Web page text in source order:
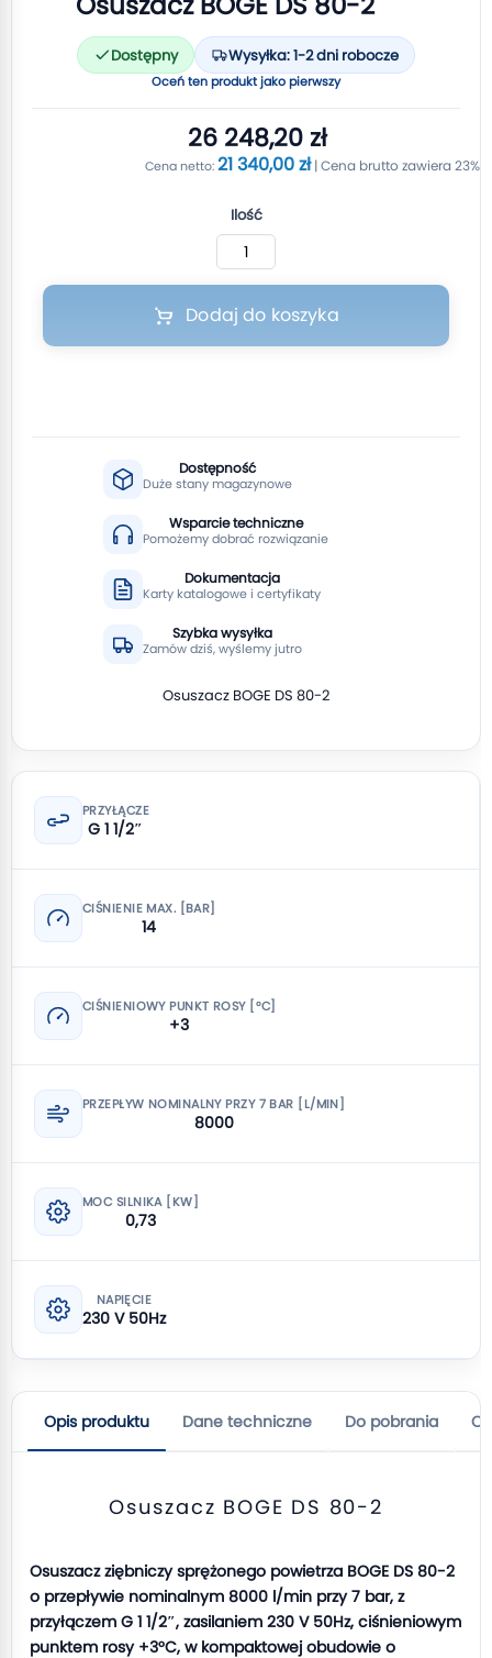
Dostępny Wysyłka: 1-2 dni robocze
Oceń ten produkt jako pierwszy
26 248,20 zł
21 340,00 zł
Ilość
Dodaj do koszyka
Dostępność
Duże stany magazynowe
Wsparcie techniczne
Pomożemy dobrać rozwiązanie
Dokumentacja
Karty katalogowe i certyfikaty
Szybka wysyłka
Zamów dziś, wyślemy jutro
Osuszacz BOGE DS 80-2
PRZYŁĄCZE
G 1 1/2″
CIŚNIENIE MAX. [BAR]
14
CIŚNIENIOWY PUNKT ROSY [°C]
+3
PRZEPŁYW NOMINALNY PRZY 7 BAR [L/MIN]
8000
MOC SILNIKA [KW]
0,73
NAPIĘCIE
230 V 50Hz
Opis produktu Dane techniczne Do pobrania
Osuszacz BOGE DS 80-2
Osuszacz ziębniczy sprężonego powietrza BOGE DS 80-2
o przepływie nominalnym 8000 l/min przy 7 bar, z
przyłączem G 1 1/2″, zasilaniem 230 V 50Hz, ciśnieniowym
punktem rosy +3°C, w kompaktowej obudowie o